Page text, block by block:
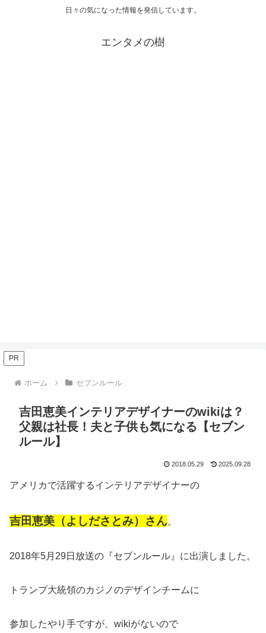
日々の気になった情報を発信しています。
エンタメの樹
PR
ホーム セブンルール
吉田恵美インテリアデザイナーのwikiは？
父親は社長！夫と子供も気になる【セブン
ルール】
2018.05.29 2025.09.28
アメリカで活躍するインテリアデザイナーの
吉田恵美（よしださとみ）さん。
2018年5月29日放送の『セブンルール』に出演しました。
トランプ大統領のカジノのデザインチームに
参加したやり手ですが、wikiがないので